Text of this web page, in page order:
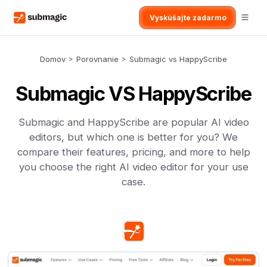
Vyskúšajte zadarmo
Domov > Porovnanie > Submagic vs HappyScribe
Submagic VS HappyScribe
Submagic and HappyScribe are popular AI video
editors, but which one is better for you? We
compare their features, pricing, and more to help
you choose the right AI video editor for your use
case.